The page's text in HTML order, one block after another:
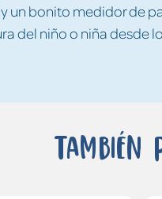
un bonito medidor de
del niño o niña desde
También